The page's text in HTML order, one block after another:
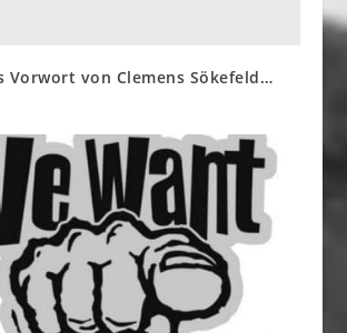
Vorwort von Clemens Sökefeld…